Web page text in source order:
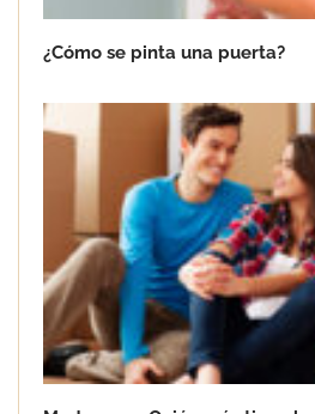
¿Cómo se pinta una puerta?